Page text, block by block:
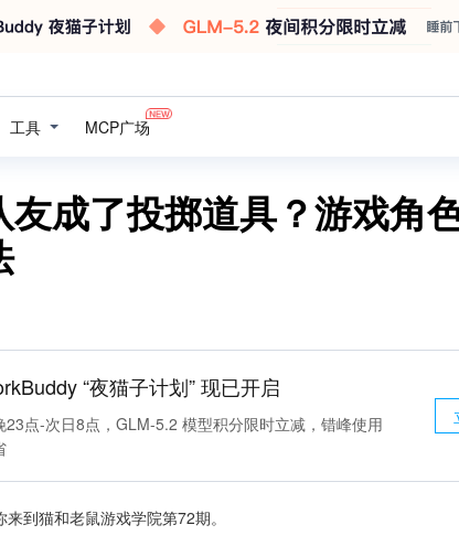
工具 MCP广场
成了投掷道具？游戏角
“夜猫子计划” 现已开启
23点-次日8点，GLM-5.2 模型积分限时立减，错峰使用
到猫和老鼠游戏学院第72期。